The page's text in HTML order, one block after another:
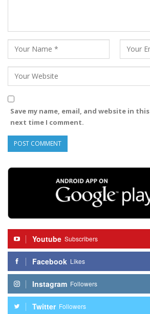
Save my name, email, and website in
next time I comment.
Youtube Subscribers
Facebook Likes
Instagram Followers
Twitter Followers